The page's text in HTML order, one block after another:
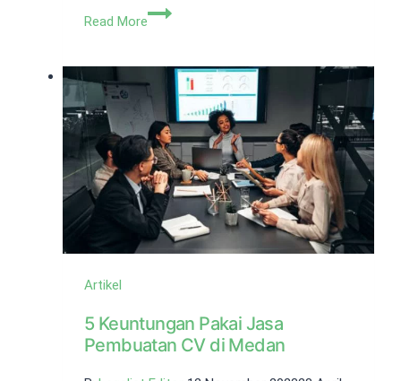
Read More
8
PMA
Jepang
di
Indonesia
Artikel
5 Keuntungan Pakai Jasa
Pembuatan CV di Medan